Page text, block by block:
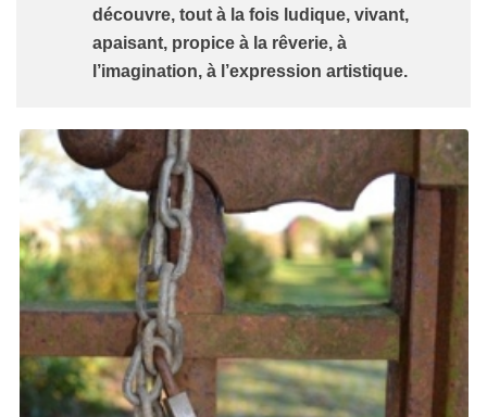
découvre, tout à la fois ludique, vivant,
apaisant, propice à la rêverie, à
l’imagination, à l’expression artistique.